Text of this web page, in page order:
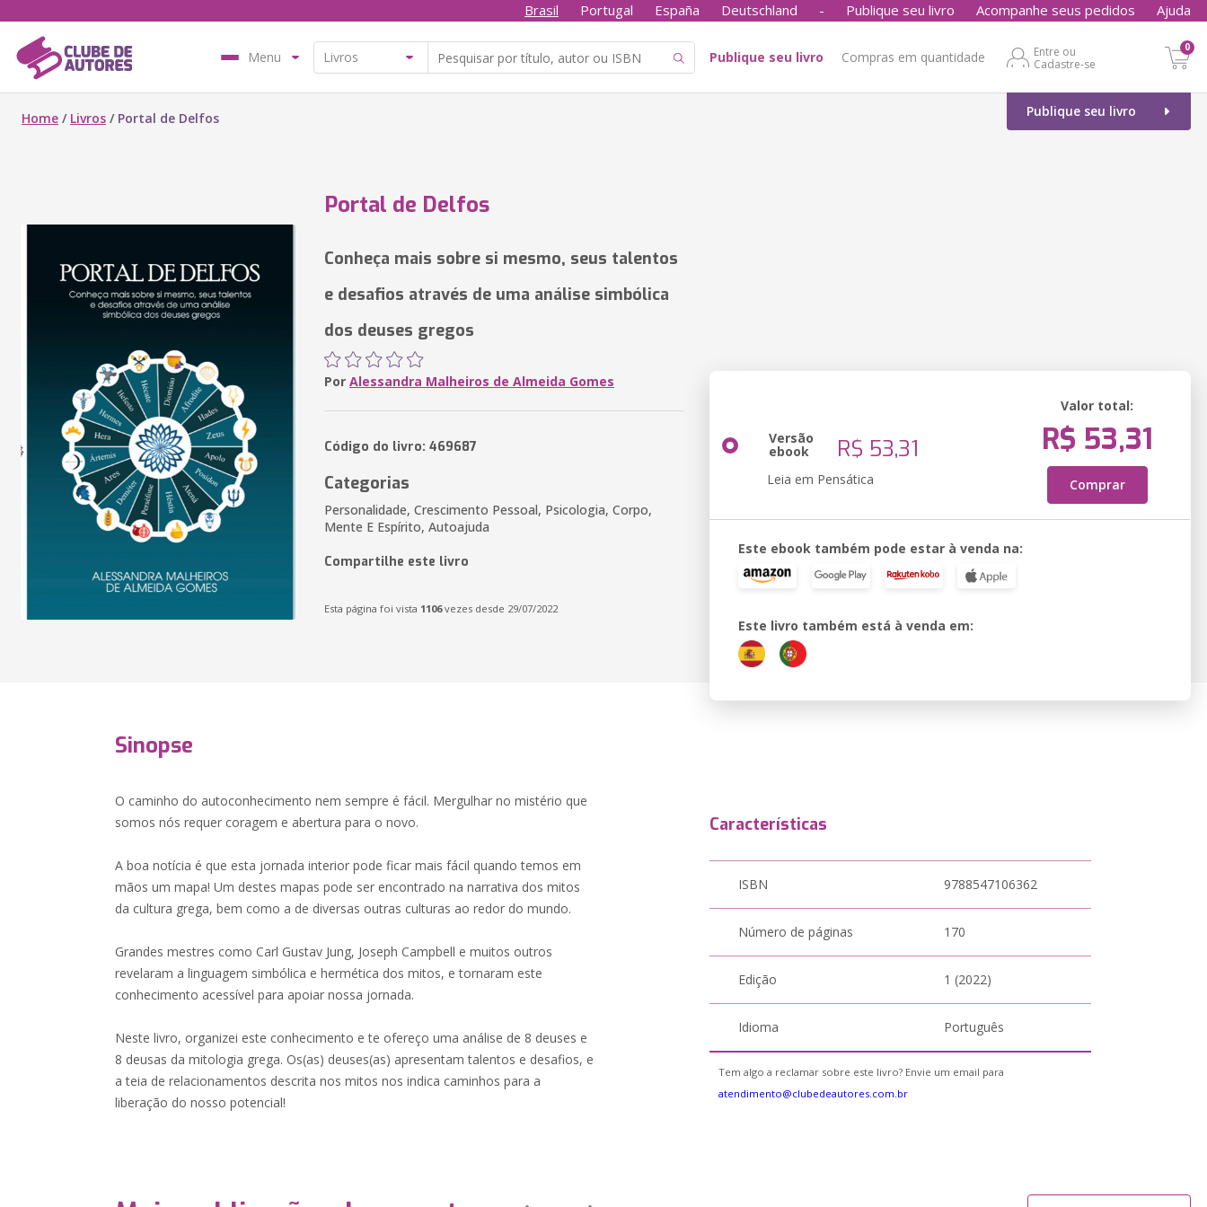
Brasil Portugal España Deutschland - Publique seu livro Acompanhe seus pedidos Ajuda
Menu Publique seu livro Compras em quantidade
Entre ou
Cadastre-se
0
Publique seu livro
Home / Livros / Portal de Delfos
Portal de Delfos
Conheça mais sobre si mesmo, seus talentos
e desafios através de uma análise simbólica
dos deuses gregos
Por Alessandra Malheiros de Almeida Gomes
Código do livro: 469687
Categorias
Personalidade, Crescimento Pessoal, Psicologia, Corpo,
Mente E Espírito, Autoajuda
Compartilhe este livro
Esta página foi vista 1106vezes desde 29/07/2022
Versão
ebook R$ 53,31
Leia em Pensática
Valor total:
R$ 53,31
Comprar
Este ebook também pode estar à venda na:
Este livro também está à venda em:
Sinopse
O caminho do autoconhecimento nem sempre é fácil. Mergulhar no mistério que
somos nós requer coragem e abertura para o novo.
A boa notícia é que esta jornada interior pode ficar mais fácil quando temos em
mãos um mapa! Um destes mapas pode ser encontrado na narrativa dos mitos
da cultura grega, bem como a de diversas outras culturas ao redor do mundo.
Grandes mestres como Carl Gustav Jung, Joseph Campbell e muitos outros
revelaram a linguagem simbólica e hermética dos mitos, e tornaram este
conhecimento acessível para apoiar nossa jornada.
Neste livro, organizei este conhecimento e te ofereço uma análise de 8 deuses e
8 deusas da mitologia grega. Os(as) deuses(as) apresentam talentos e desafios, e
a teia de relacionamentos descrita nos mitos nos indica caminhos para a
liberação do nosso potencial!
Características
ISBN 9788547106362
Número de páginas 170
Edição 1 (2022)
Idioma Português
Tem algo a reclamar sobre este livro? Envie um email para
atendimento@clubedeautores.com.br